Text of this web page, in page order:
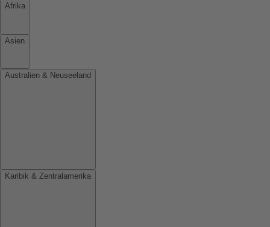
Afrika
Asien
Australien & Neuseeland
Karibik & Zentralamerika